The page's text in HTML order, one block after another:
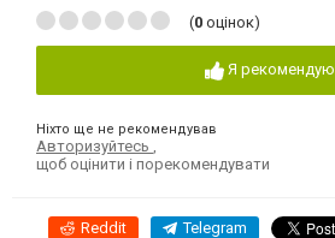
(0 оцінок)
Я рекомендую
Ніхто ще не рекомендував
Авторизуйтесь
щоб оцінити і порекомендувати
Reddit Telegram